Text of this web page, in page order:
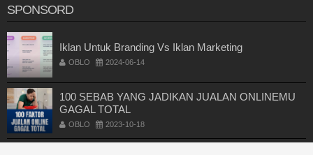
SPONSORD
Iklan Untuk Branding Vs Iklan Marketing
OBLO 2024-06-14
100 SEBAB YANG JADIKAN JUALAN ONLINEMU
GAGAL TOTAL
OBLO 2023-10-18